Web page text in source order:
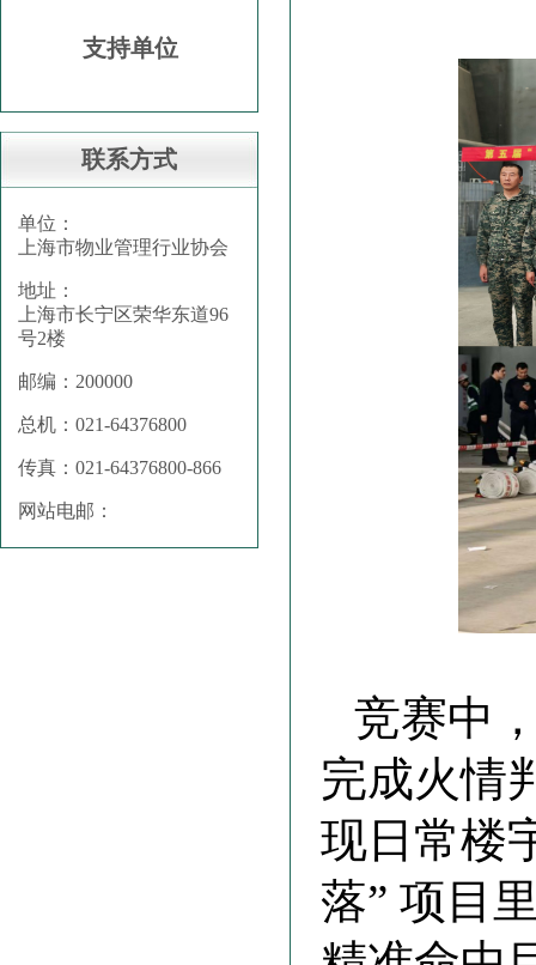
支持单位
联系方式
单位：
上海市物业管理行业协会
地址：
上海市长宁区荣华东道96
号2楼
邮编：200000
总机：021-64376800
传真：021-64376800-866
网站电邮：
竞赛中
完成火情
现日常楼
落” 项目